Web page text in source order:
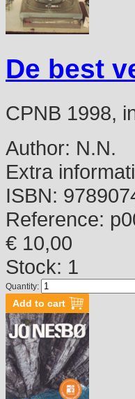
De best
CPNB 1998,
Author: N.N.
Extra
ISBN:
Reference:
€ 10,00
Stock: 1
Quantity: